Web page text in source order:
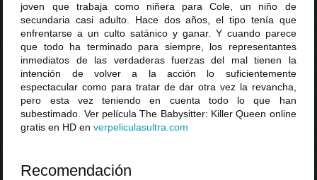
joven que trabaja como niñera para Cole, un niño de
secundaria casi adulto. Hace dos años, el tipo tenía que
enfrentarse a un culto satánico y ganar. Y cuando parece
que todo ha terminado para siempre, los representantes
inmediatos de las verdaderas fuerzas del mal tienen la
intención de volver a la acción lo suficientemente
espectacular como para tratar de dar otra vez la revancha,
pero esta vez teniendo en cuenta todo lo que han
subestimado. Ver película The Babysitter: Killer Queen online
gratis en HD enverpeliculasultra .com
Recomendación